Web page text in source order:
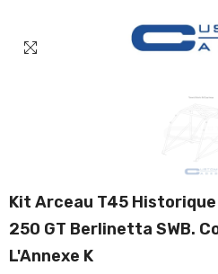
Kit Arceau T45 Historique
250 GT Berlinetta SWB.
L'Annexe K